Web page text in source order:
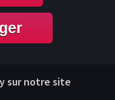
sur notre site